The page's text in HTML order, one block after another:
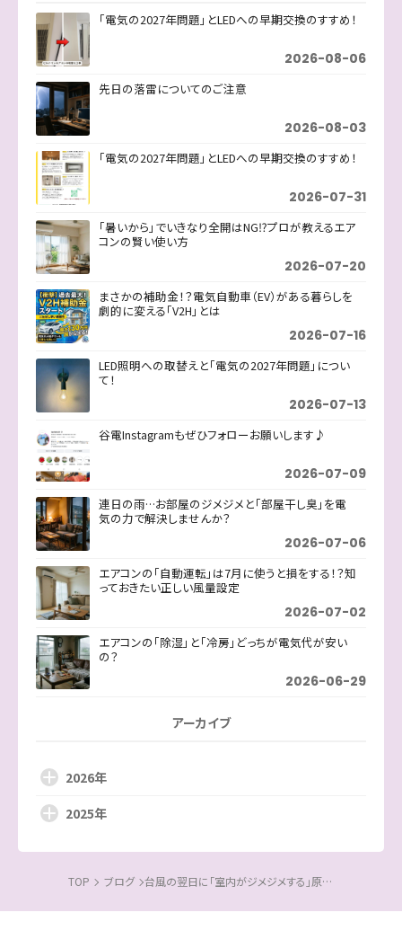
「電気の2027年問題」とLEDへの早期交換のすすめ！
2026-08-06
先日の落雷についてのご注意
2026-08-03
「電気の2027年問題」とLEDへの早期交換のすすめ！
2026-07-31
「暑いから」でいきなり全開はNG⁉プロが教えるエア
コンの賢い使い方
2026-07-20
まさかの補助金！？電気自動車（EV）がある暮らしを
劇的に変える「V2H」とは
2026-07-16
LED照明への取替えと「電気の2027年問題」につい
て！
2026-07-13
谷電Instagramもぜひフォローお願いします♪
2026-07-09
連日の雨…お部屋のジメジメと「部屋干し臭」を電
気の力で解決しませんか？
2026-07-06
エアコンの「自動運転」は7月に使うと損をする！？知
っておきたい正しい風量設定
2026-07-02
エアコンの「除湿」と「冷房」どっちが電気代が安い
の？
2026-06-29
アーカイブ
2026年
2025年
TOP ブログ 台風の翌日に「室内がジメジメする」原因は？